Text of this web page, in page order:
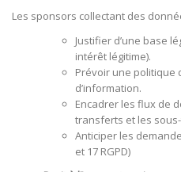
Les sponsors collectant des
Justifier d’une base
intérêt légitime).
Prévoir une politique
d’information.
Encadrer les flux de
transferts et les
Anticiper les
et 17 RGPD)